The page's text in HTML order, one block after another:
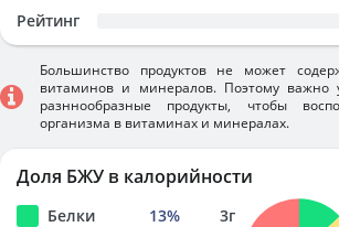
Рейтинг
Большинство продуктов не может
витаминов и минералов. Поэтому важно
разннообразные продукты, чтобы
организма в витаминах и минералах.
Доля БЖУ в калорийности
Белки 13% 3г